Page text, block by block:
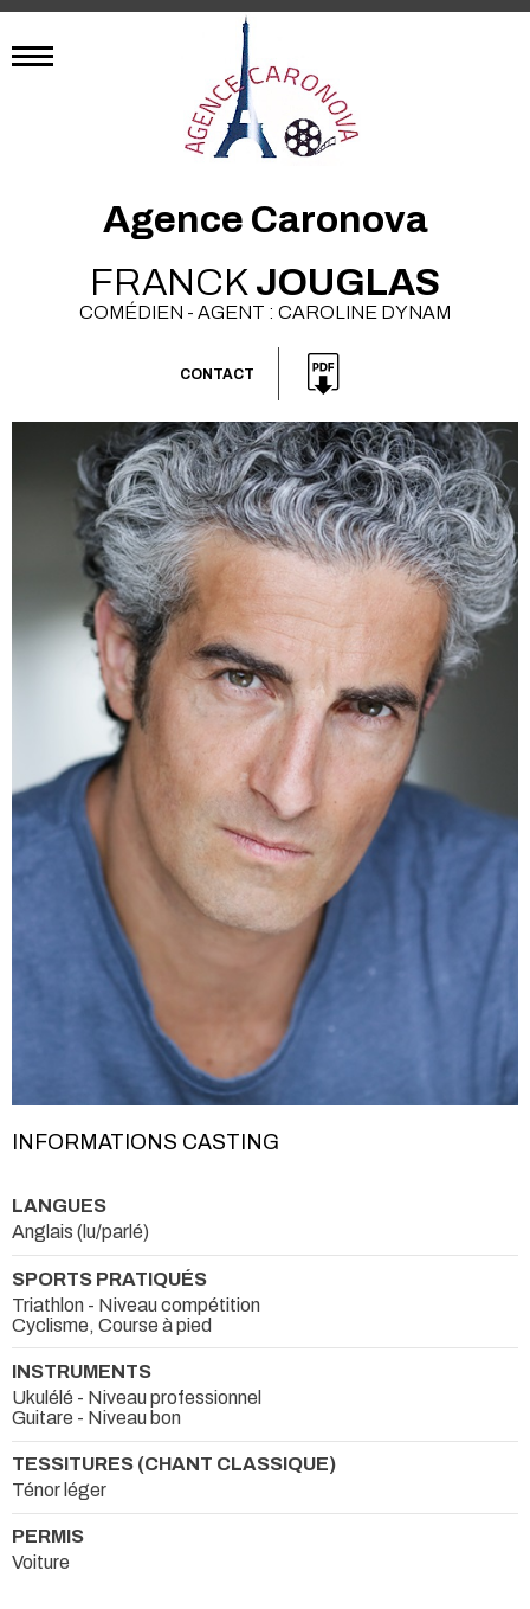
Agence Caronova
FRANCK JOUGLAS
COMÉDIEN - AGENT : CAROLINE DYNAM
CONTACT
INFORMATIONS CASTING
LANGUES
Anglais (lu/parlé)
SPORTS PRATIQUÉS
Triathlon - Niveau compétition
Cyclisme, Course à pied
INSTRUMENTS
Ukulélé - Niveau professionnel
Guitare - Niveau bon
TESSITURES (CHANT CLASSIQUE)
Ténor léger
PERMIS
Voiture